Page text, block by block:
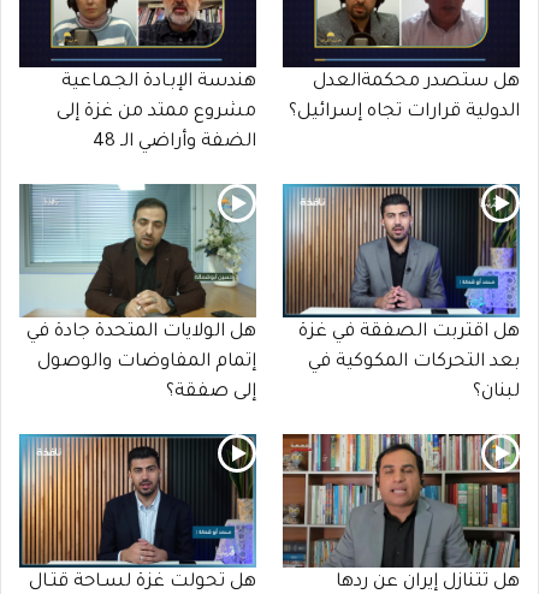
هل ستصدر محكمةالعدل
الدولية قرارات تجاه إسرائيل؟
هندسة الإبـادة الجـمـاعية
مشروع ممتد من غزة إلى
الضفة وأراضي الـ 48
هل اقتربت الصفقة في غزة
بعد التحركات المكوكية في
لبنان؟
هل الولايات المتحدة جادة في
إتمام المفاوضات والوصول
إلى صفقة؟
هل تتنازل إيران عن ردها
هل تحولت غزة لسـاحة قتـال